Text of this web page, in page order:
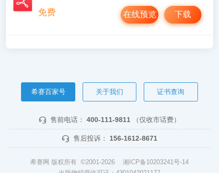
免费
下载
在线预览
希赛百家号 关于我们 证书查询
售前电话： 400-111-9811 （仅收市话费）
售后投诉： 156-1612-8671
希赛网 版权所有 ©2001-2026 湘ICP备10203241号-14